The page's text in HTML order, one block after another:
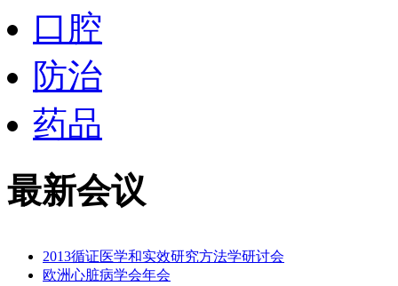
口腔
防治
药品
最新会议
2013循证医学和实效研究方法学研讨会
欧洲心脏病学会年会